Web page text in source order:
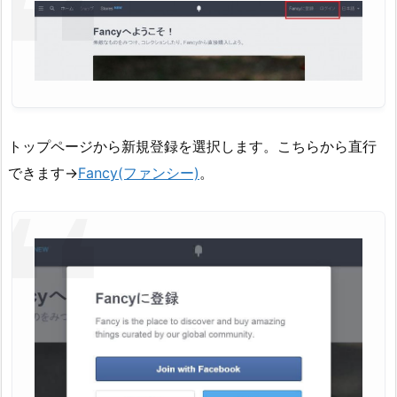
トップページから新規登録を選択します。こちらから直行
できます→Fancy(ファンシー)。